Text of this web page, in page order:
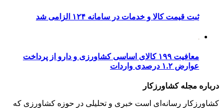
ثبت قیمت کالا و خدمات در سامانه ۱۲۴ الزامی شد
معافیت ۱۹۹ کالای اساسی کشاورزی و دارو از پرداخت
عوارض ۱.۲ درصدی واردات
درباره مجله کشاورزکار
کشاورزکار رسانه‌ای است خبری و تحلیلی در حوزه کشاورزی که